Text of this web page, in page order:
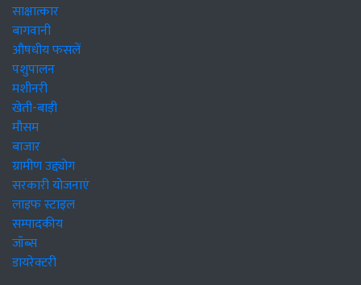
साक्षात्कार
बागवानी
औषधीय फसलें
पशुपालन
मशीनरी
खेती-बाड़ी
मौसम
बाजार
ग्रामीण उद्द्योग
सरकारी योजनाएं
लाइफ स्टाइल
सम्पादकीय
जॉब्स
डायरेक्टरी